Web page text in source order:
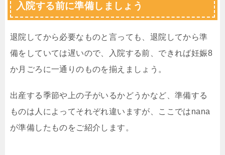
入院する前に準備しましょう
退院してから必要なものと言っても、退院してから準
備をしていては遅いので、入院する前、できれば妊娠8
か月ごろに一通りのものを揃えましょう。
出産する季節や上の子がいるかどうかなど、準備する
ものは人によってそれぞれ違いますが、ここではnana
が準備したものをご紹介します。